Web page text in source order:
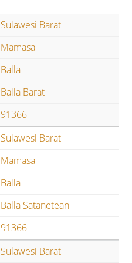
Sulawesi Barat
Mamasa
Balla
Balla Barat
91366
Sulawesi Barat
Mamasa
Balla
Balla Satanetean
91366
Sulawesi Barat